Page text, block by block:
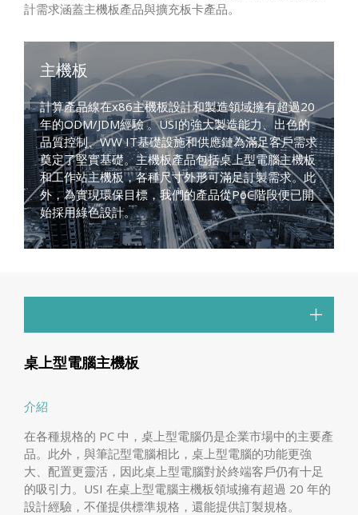
計需求涵蓋主機板產品與擴充板卡產品。
主機板
計算產品線在x86主機板設計和製造領域擁有超過20
年的ODM/JDM經驗 。USI的強大製造能力、出色的
品質控制、WW IT基礎設施和供應鏈為滿足客戶需求
奠定了堅實基礎。主機板產品包括桌上型電腦主機板
和工作站主機板，各種尺寸外形可滿足訂製需求。此
外，為實現環保目標，我們的產品從PoC階段便已開
始採用綠色設計。
桌上型電腦主機板
介紹
在各種規格的 PC 中，桌上型電腦仍是企業市場中的主要產
品。此外，與筆記型電腦相比，桌上型電腦的功能更強
大、配置更靈活，因此桌上型電腦對於終端客戶仍有十足
的吸引力。USI 在桌上型電腦主機板領域擁有超過 20 年的
設計經驗，不僅提供標準規格，還能提供訂製規格。